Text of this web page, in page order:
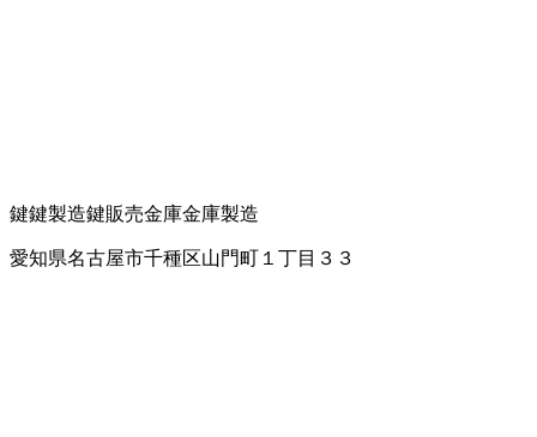
鍵鍵製造鍵販売金庫金庫製造
愛知県名古屋市千種区山門町１丁目３３